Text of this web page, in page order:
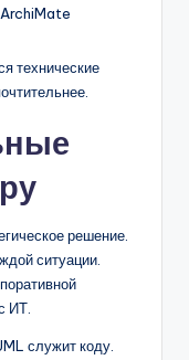
ArchiMate
технические
решение.
ситуации.
ИТ.
служит коду.